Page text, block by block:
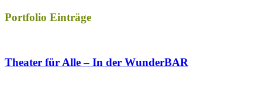
Portfolio Einträge
Theater für Alle – In der WunderBAR